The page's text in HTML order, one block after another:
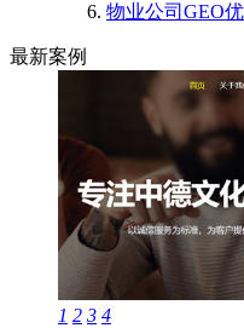
物业公司GEO
最新案例
1 2 3 4